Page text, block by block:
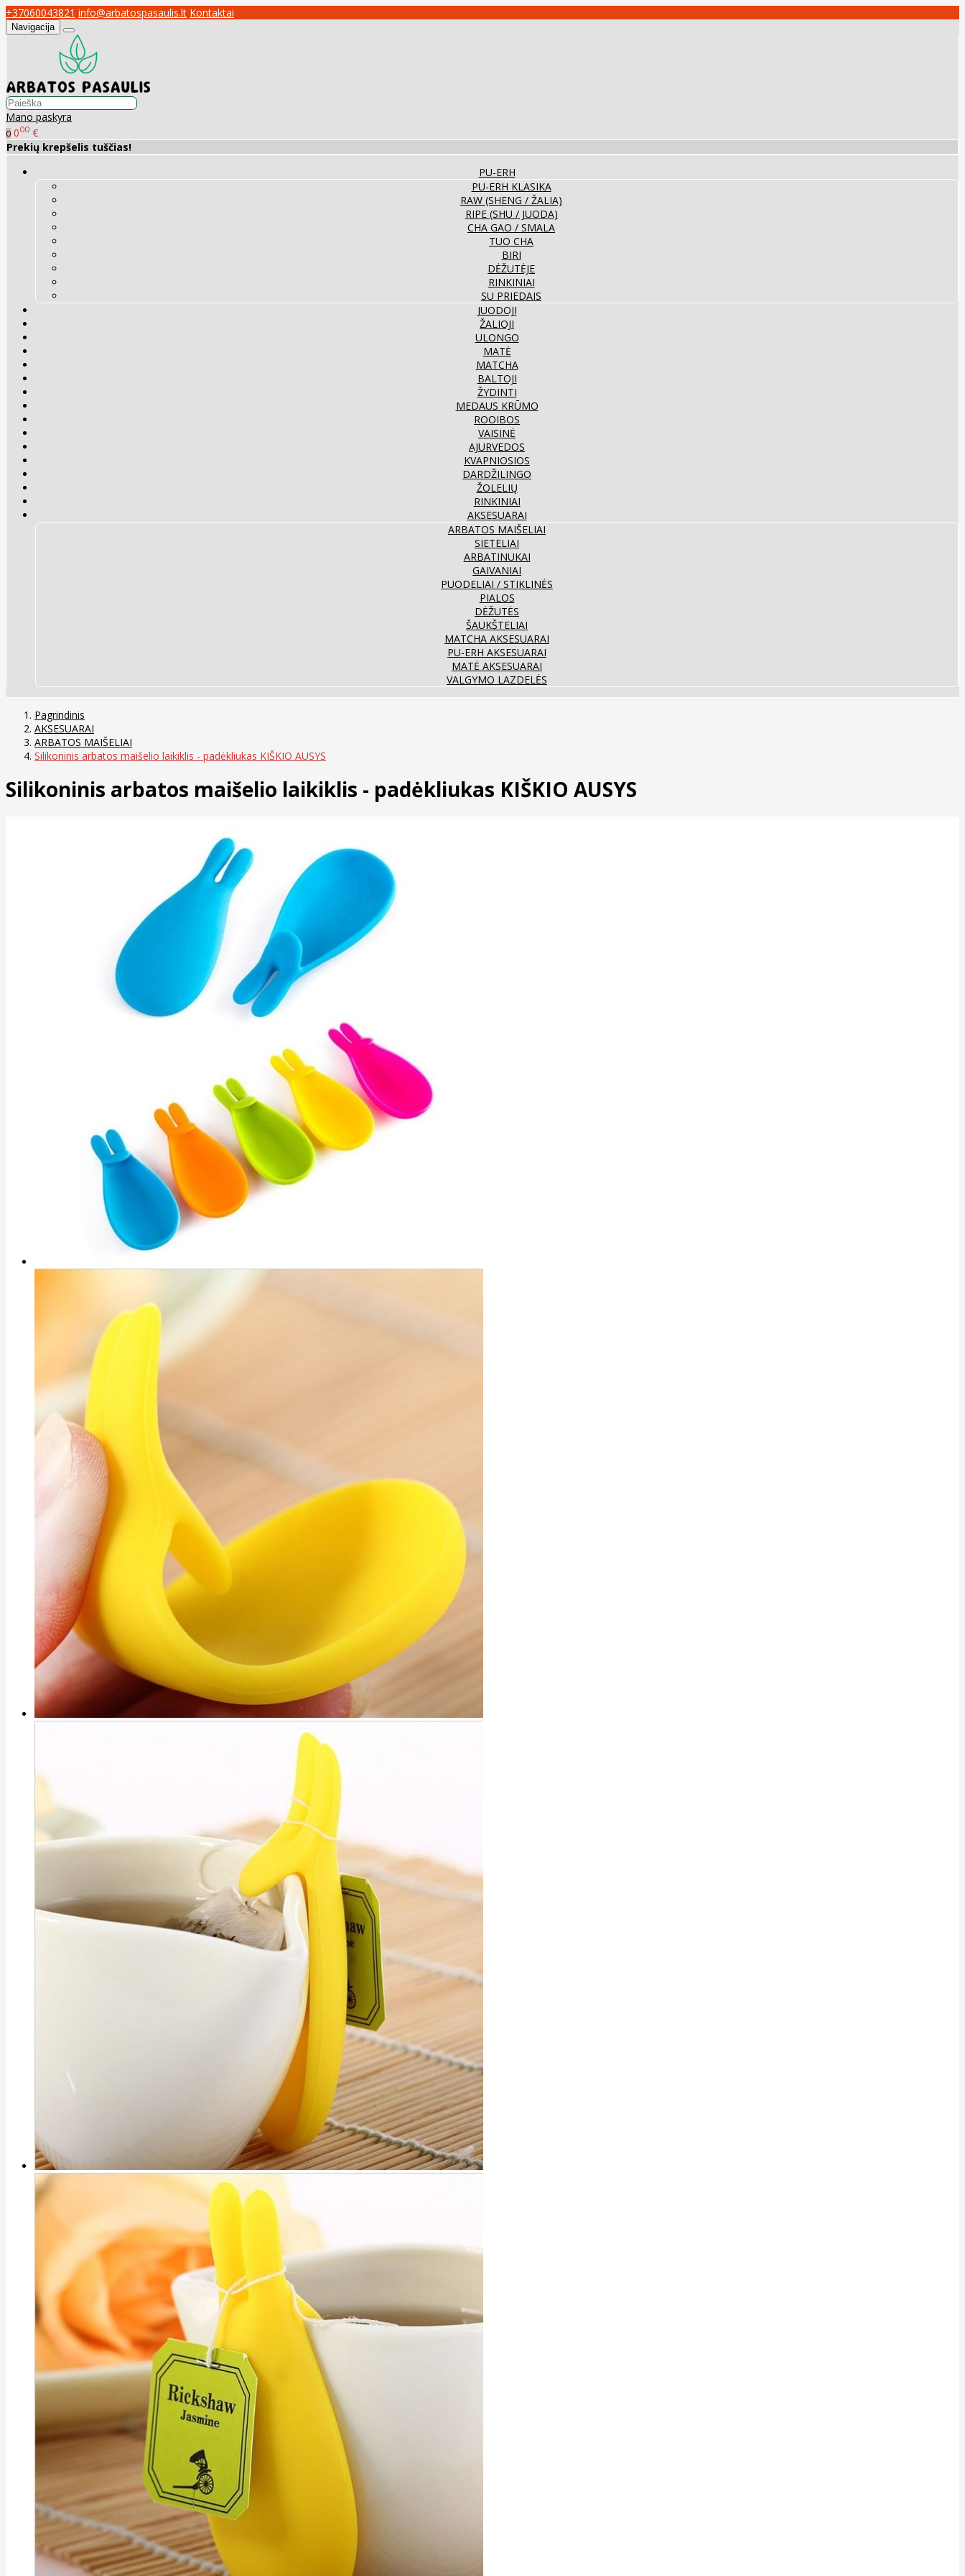
+37060043821 info@arbatospasaulis.lt Kontaktai
Navigacija
Mano paskyra
0 000 €
Prekių krepšelis tuščias!
PU-ERH
PU-ERH KLASIKA
RAW (SHENG / ŽALIA)
RIPE (SHU / JUODA)
CHA GAO / SMALA
TUO CHA
BIRI
DĖŽUTĖJE
RINKINIAI
SU PRIEDAIS
JUODOJI
ŽALIOJI
ULONGO
MATĖ
MATCHA
BALTOJI
ŽYDINTI
MEDAUS KRŪMO
ROOIBOS
VAISINĖ
AJURVEDOS
KVAPNIOSIOS
DARDŽILINGO
ŽOLELIŲ
RINKINIAI
AKSESUARAI
ARBATOS MAIŠELIAI
SIETELIAI
ARBATINUKAI
GAIVANIAI
PUODELIAI / STIKLINĖS
PIALOS
DĖŽUTĖS
ŠAUKŠTELIAI
MATCHA AKSESUARAI
PU-ERH AKSESUARAI
MATĖ AKSESUARAI
VALGYMO LAZDELĖS
Pagrindinis
AKSESUARAI
ARBATOS MAIŠELIAI
Silikoninis arbatos maišelio laikiklis - padėkliukas KIŠKIO AUSYS
Silikoninis arbatos maišelio laikiklis - padėkliukas KIŠKIO AUSYS